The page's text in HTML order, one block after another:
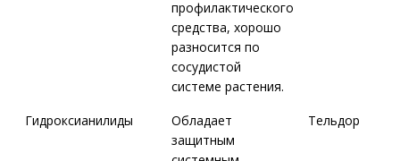
профилактического
средства, хорошо
разносится по
сосудистой
системе растения.
Гидроксианилиды
Обладает
защитным
Тельдор